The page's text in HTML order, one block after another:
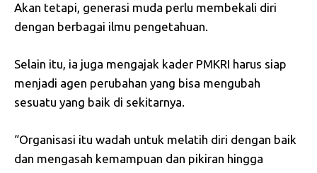
Akan tetapi, generasi muda perlu membekali diri
dengan berbagai ilmu pengetahuan.
Selain itu, ia juga mengajak kader PMKRI harus siap
menjadi agen perubahan yang bisa mengubah
sesuatu yang baik di sekitarnya.
“Organisasi itu wadah untuk melatih diri dengan baik
dan mengasah kemampuan dan pikiran hingga